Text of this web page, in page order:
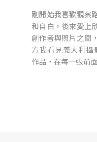
剛開始我喜歡觀察
和自白。後來愛上
創作者與照片之間
方我看見義大利攝
作品，在每一張前